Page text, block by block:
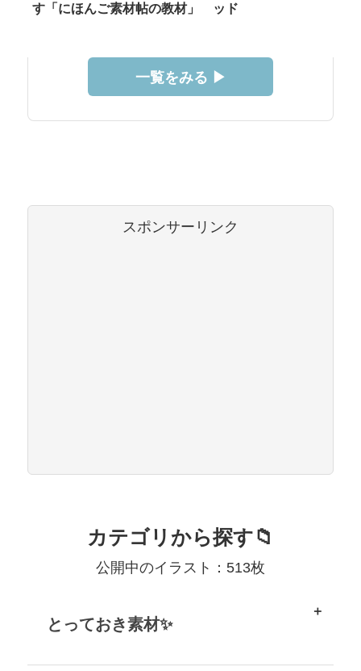
す「にほんご素材帖の教材」
ッド
一覧をみる ▶︎
スポンサーリンク
カテゴリから探す📁
公開中のイラスト：513枚
とっておき素材✨